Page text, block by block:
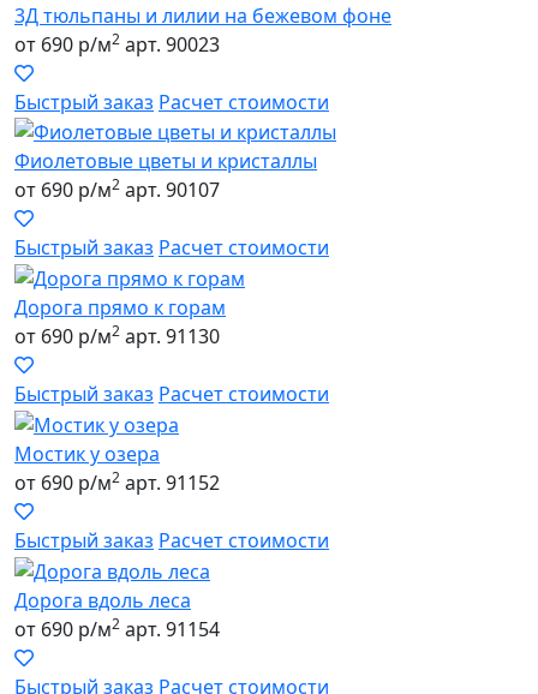
3Д тюльпаны и лилии на бежевом фоне
от 690 р/м2 арт. 90023
Быстрый заказ Расчет стоимости
Фиолетовые цветы и кристаллы
от 690 р/м2 арт. 90107
Быстрый заказ Расчет стоимости
Дорога прямо к горам
от 690 р/м2 арт. 91130
Быстрый заказ Расчет стоимости
Мостик у озера
от 690 р/м2 арт. 91152
Быстрый заказ Расчет стоимости
Дорога вдоль леса
от 690 р/м2 арт. 91154
Быстрый заказ Расчет стоимости